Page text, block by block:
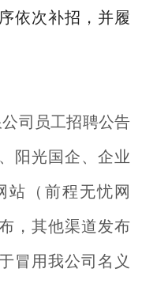
依次补招，并履
公司员工招聘公告
阳光国企、企业
站（前程无忧网
，其他渠道发布
冒用我公司名义